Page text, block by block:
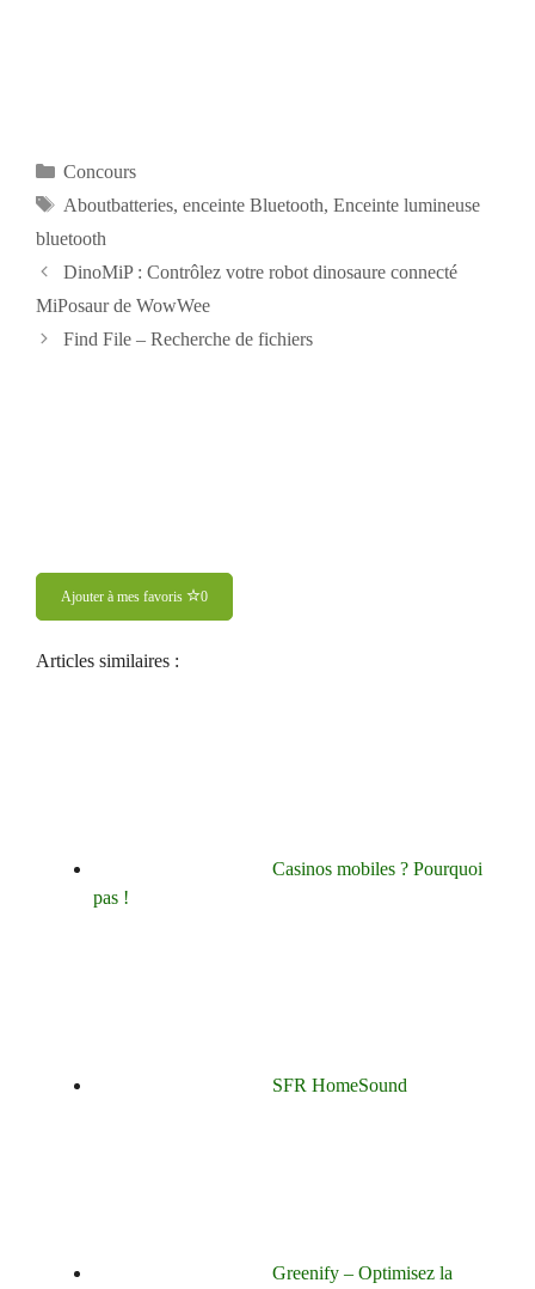
Catégories
Concours
Étiquettes
Aboutbatteries, enceinte Bluetooth, Enceinte lumineuse
bluetooth
Navigation
des
DinoMiP : Contrôlez votre robot dinosaure connecté
MiPosaur de WowWee
Find File – Recherche de fichiers
Ajouter à mes favoris 0
Articles similaires :
Casinos mobiles ? Pourquoi
pas !
SFR HomeSound
Greenify – Optimisez la